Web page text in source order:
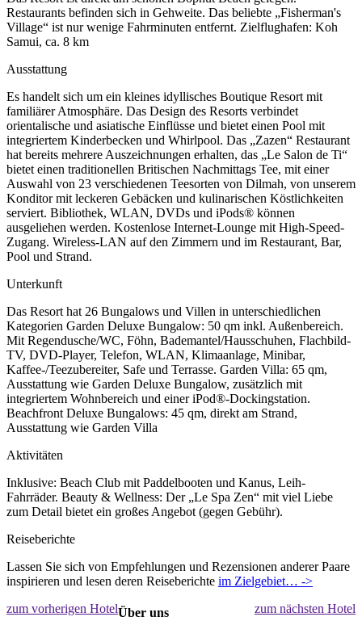
Restaurants befinden sich in Gehweite. Das beliebte „Fisherman's
Village“ ist nur wenige Fahrminuten entfernt. Zielflughafen: Koh
Samui, ca. 8 km
Ausstattung
Es handelt sich um ein kleines idyllisches Boutique Resort mit
familiärer Atmosphäre. Das Design des Resorts verbindet
orientalische und asiatische Einflüsse und bietet einen Pool mit
integriertem Kinderbecken und Whirlpool. Das „Zazen“ Restaurant
hat bereits mehrere Auszeichnungen erhalten, das „Le Salon de Ti“
bietet einen traditionellen Britischen Nachmittags Tee, mit einer
Auswahl von 23 verschiedenen Teesorten von Dilmah, von unserem
Konditor mit leckeren Gebäcken und kulinarischen Köstlichkeiten
serviert. Bibliothek, WLAN, DVDs und iPods® können
ausgeliehen werden. Kostenlose Internet-Lounge mit High-Speed-
Zugang. Wireless-LAN auf den Zimmern und im Restaurant, Bar,
Pool und Strand.
Unterkunft
Das Resort hat 26 Bungalows und Villen in unterschiedlichen
Kategorien Garden Deluxe Bungalow: 50 qm inkl. Außenbereich.
Mit Regendusche/WC, Föhn, Bademantel/Hausschuhen, Flachbild-
TV, DVD-Player, Telefon, WLAN, Klimaanlage, Minibar,
Kaffee-/Teezubereiter, Safe und Terrasse. Garden Villa: 65 qm,
Ausstattung wie Garden Deluxe Bungalow, zusätzlich mit
integriertem Wohnbereich und einer iPod®-Dockingstation.
Beachfront Deluxe Bungalows: 45 qm, direkt am Strand,
Ausstattung wie Garden Villa
Aktivitäten
Inklusive: Beach Club mit Paddelbooten und Kanus, Leih-
Fahrräder. Beauty & Wellness: Der „Le Spa Zen“ mit viel Liebe
zum Detail bietet ein großes Angebot (gegen Gebühr).
Reiseberichte
Lassen Sie sich von Empfehlungen und Rezensionen anderer Paare
inspirieren und lesen deren Reiseberichte im Zielgebiet… ->
zum vorherigen Hotel
zum nächsten Hotel
Über uns